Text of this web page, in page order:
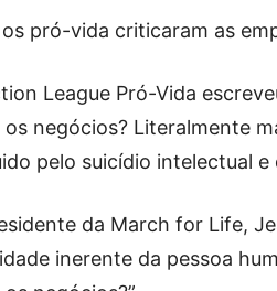
os pró-vida criticaram as
League Pró-Vida
os negócios? Literalmente
pelo suicídio intelectual
da March for Life,
inerente da pessoa